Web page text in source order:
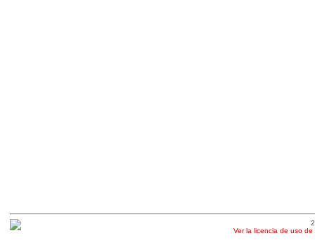
Ver la licencia de uso